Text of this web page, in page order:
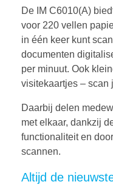
De IM C6010(A)
voor 220 vellen
in één keer kunt
documenten
per minuut. Ook
visitekaartjes – scan
Daarbij delen
met elkaar, dankzij
functionaliteit en
scannen.
Altijd de